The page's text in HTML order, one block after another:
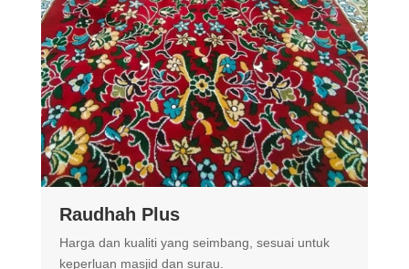
Raudhah Plus
Harga dan kualiti yang seimbang, sesuai untuk
keperluan masjid dan surau.